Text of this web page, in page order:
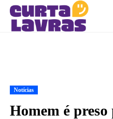
Notícias
Homem é